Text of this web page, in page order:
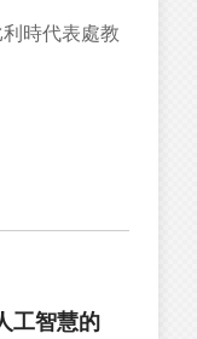
時代表處教
工智慧的